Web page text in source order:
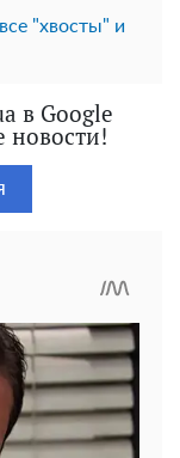
"хвосты" и
в Google
новости!